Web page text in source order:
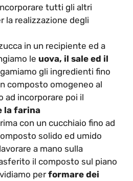
tutti gli altri
la realizzazione degli
in un recipiente ed a
le uova, il sale ed il
gli ingredienti fino
composto omogeneo al
ad incorporare poi il
la farina
con un cucchiaio fino ad
solido ed umido
a mano sulla
il composto sul piano
performare dei